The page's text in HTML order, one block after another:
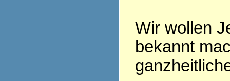
Wir wollen
bekannt